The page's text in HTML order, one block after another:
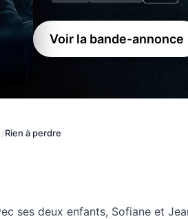
Voir la bande-annonce
Rien à perdre
ses deux enfants, Sofiane et